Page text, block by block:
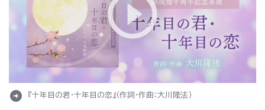
arrow_circle_right 『十年目の君・十年目の恋』（作詞・作曲：大川隆法）